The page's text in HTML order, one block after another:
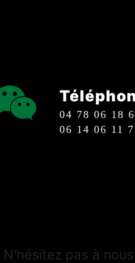
04 78 06 18
06 14 06 11
N'hésitez pas à